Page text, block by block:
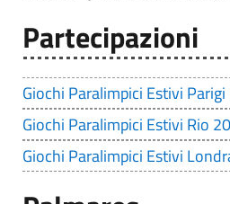
Partecipazioni
Giochi Paralimpici Estivi
Giochi Paralimpici Estivi Rio
Giochi Paralimpici Estivi